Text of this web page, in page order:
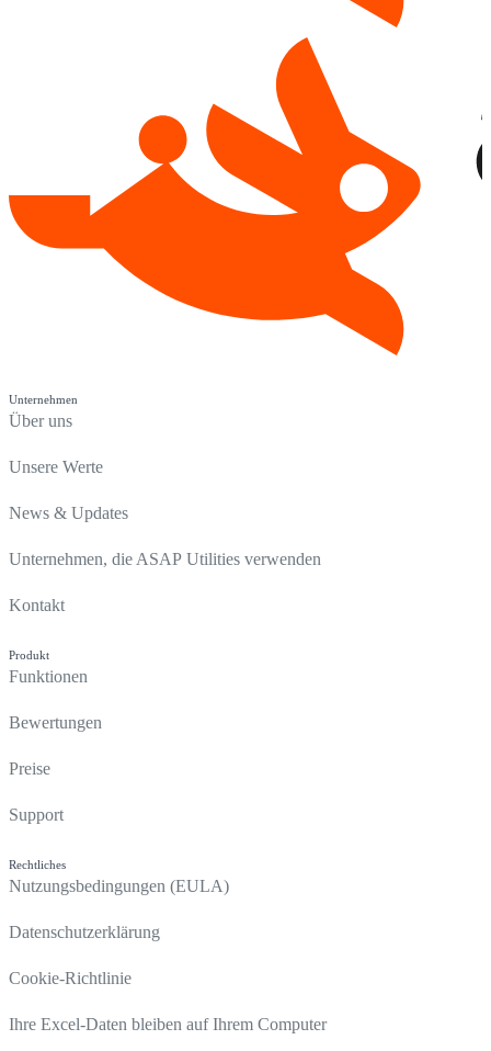
Unternehmen
Über uns
Unsere Werte
News & Updates
Unternehmen, die ASAP Utilities verwenden
Kontakt
Produkt
Funktionen
Bewertungen
Preise
Support
Rechtliches
Nutzungsbedingungen (EULA)
Datenschutzerklärung
Cookie-Richtlinie
Ihre Excel-Daten bleiben auf Ihrem Computer